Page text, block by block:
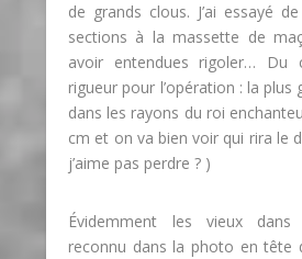
de grands clous. J’ai essayé
sections à la massette de
avoir entendues rigoler… Du
rigueur pour l’opération : la
dans les rayons du roi
cm et on va bien voir qui rira le
j’aime pas perdre ? )
Évidemment les vieux
reconnu dans la photo en tête